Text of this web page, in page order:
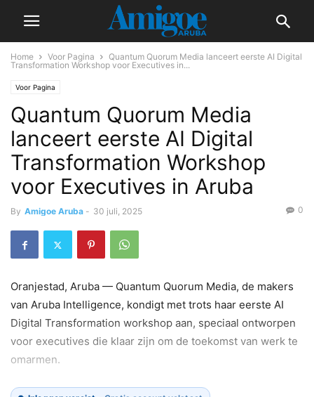
Home Voor Pagina
Quantum Quorum Media lanceert eerste AI Digital
Transformation Workshop voor Executives in...
Voor Pagina
Quantum Quorum Media
lanceert eerste AI Digital
Transformation Workshop
voor Executives in Aruba
By Amigoe Aruba - 30 juli, 2025 0
Oranjestad, Aruba — Quantum Quorum Media, de makers
van Aruba Intelligence, kondigt met trots haar eerste AI
Digital Transformation workshop aan, speciaal ontworpen
voor executives die klaar zijn om de toekomst van werk te
omarmen.